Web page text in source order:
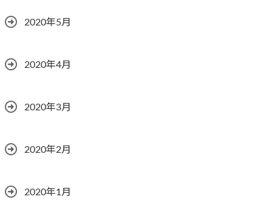
2020年5月
2020年4月
2020年3月
2020年2月
2020年1月